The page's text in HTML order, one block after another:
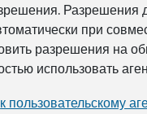
Разрешения
при
разрешения на
использовать
к пользовательскому